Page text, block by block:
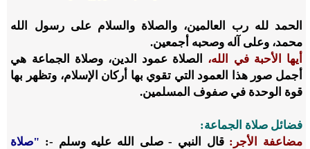
الحمد لله رب العالمين، والصلاة والسلام على رسول الله
محمد، وعلى آله وصحبه أجمعين.
أيها الأحبة في الله،
الصلاة عمود الدين، وصلاة الجماعة هي
أجمل صور هذا العمود التي تقوي بها أركان الإسلام، وتظهر بها
قوة الوحدة في صفوف المسلمين.
فضائل صلاة الجماعة:
مضاعفة الأجر:قال النبي - صلى الله عليه وسلم -: "صلاة